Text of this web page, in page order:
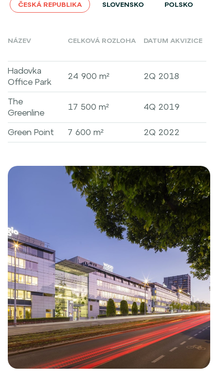
ČESKÁ REPUBLIKA SLOVENSKO POLSKO
NÁZEV CELKOVÁ ROZLOHA DATUM AKVIZICE
Hadovka
Office Park
24 900 m² 2Q 2018
The
Greenline
17 500 m² 4Q 2019
Green Point 7 600 m² 2Q 2022